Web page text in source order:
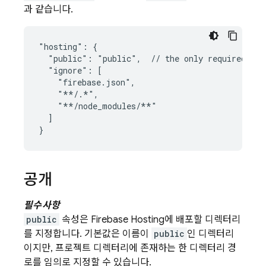
과 같습니다.
"hosting": {
"public": "public",  // the only required
  "ignore": [
    "firebase.json",
    "**/.*",
    "**/node_modules/**"
  ]
공개
필수사항
public 속성은 Firebase Hosting에 배포할 디렉터리
를 지정합니다. 기본값은 이름이
public 인 디렉터리
이지만, 프로젝트 디렉터리에 존재하는 한 디렉터리 경
로를 임의로 지정할 수 있습니다.